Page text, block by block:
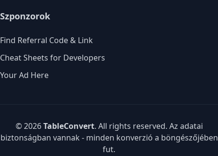
Szponzorok
Find Referral Code & Link
Cheat Sheets for Developers
Your Ad Here
© 2026TableConvert. All rights reserved. Az adatai
biztonságban vannak - minden konverzió a böngészőjében
fut.